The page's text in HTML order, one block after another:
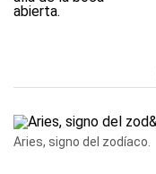
Aries, signo del zodíaco.